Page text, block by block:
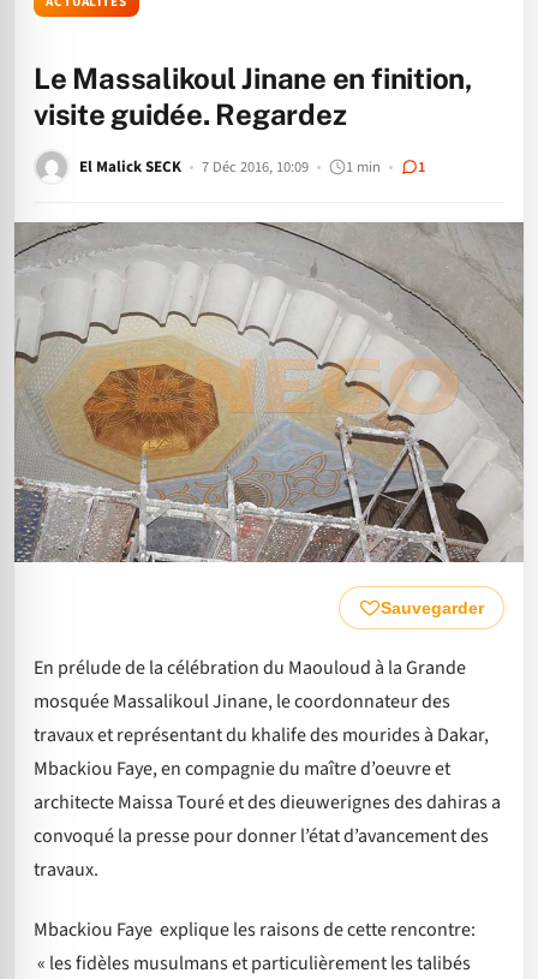
Le Massalikoul Jinane en finition,
visite guidée. Regardez
El Malick SECK 7 Déc 2016, 10:09 1 min 1
Sauvegarder
En prélude de la célébration du Maouloud à la Grande
mosquée Massalikoul Jinane, le coordonnateur des
travaux et représentant du khalife des mourides à Dakar,
Mbackiou Faye, en compagnie du maître d’oeuvre et
architecte Maissa Touré et des dieuwerignes des dahiras a
convoqué la presse pour donner l’état d’avancement des
travaux.
Mbackiou Faye explique les raisons de cette rencontre:
« les fidèles musulmans et particulièrement les talibés